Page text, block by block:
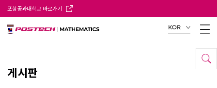
포항공과대학교 바로가기
KOR
게시판